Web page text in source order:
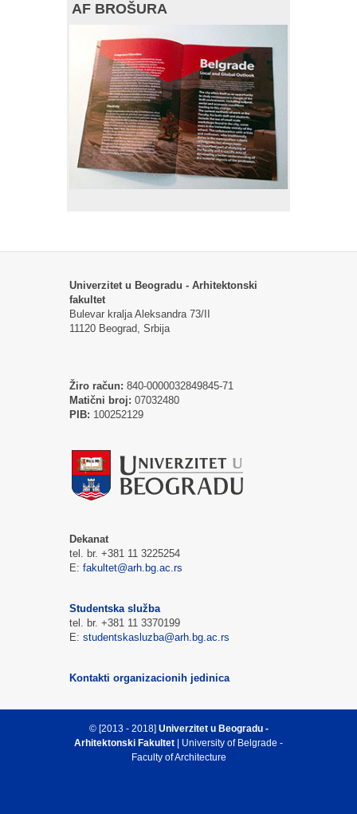
AF BROŠURA
Univerzitet u Beogradu - Arhitektonski
fakultet
Bulevar kralja Aleksandra 73/II
11120 Beograd, Srbija
Žiro račun: 840-0000032849845-71
Matični broj: 07032480
PIB: 100252129
Dekanat
tel. br. +381 11 3225254
E: fakultet@arh.bg.ac.rs
Studentska služba
tel. br. +381 11 3370199
E: studentskasluzba@arh.bg.ac.rs
Kontakti organizacionih jedinica
© [2013 - 2018] Univerzitet u Beogradu -
Arhitektonski Fakultet | University of Belgrade -
Faculty of Architecture